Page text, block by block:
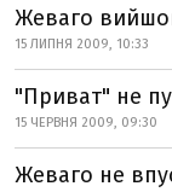
Жеваго
15 ЛИПНЯ 2009, 10:33
"Приват" не
15 ЧЕРВНЯ 2009, 09:30
Жеваго не